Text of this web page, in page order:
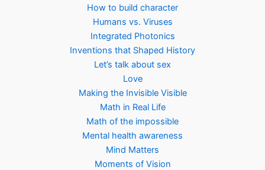
How to build character
Humans vs. Viruses
Integrated Photonics
Inventions that Shaped History
Let’s talk about sex
Love
Making the Invisible Visible
Math in Real Life
Math of the impossible
Mental health awareness
Mind Matters
Moments of Vision